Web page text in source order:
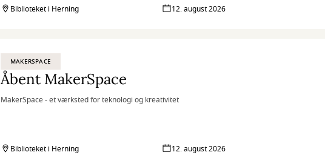
Biblioteket i Herning 12. august 2026
MAKERSPACE
Åbent MakerSpace
MakerSpace - et værksted for teknologi og kreativitet
Biblioteket i Herning 12. august 2026